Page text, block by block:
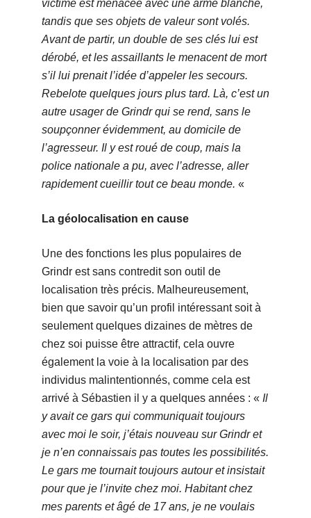
victime est menacée avec une arme blanche,
tandis que ses objets de valeur sont volés.
Avant de partir, un double de ses clés lui est
dérobé, et les assaillants le menacent de mort
s’il lui prenait l’idée d’appeler les secours.
Rebelote quelques jours plus tard. Là, c’est un
autre usager de Grindr qui se rend, sans le
soupçonner évidemment, au domicile de
l’agresseur. Il y est roué de coup, mais la
police nationale a pu, avec l’adresse, aller
rapidement cueillir tout ce beau monde. «
La géolocalisation en cause
Une des fonctions les plus populaires de
Grindr est sans contredit son outil de
localisation très précis. Malheureusement,
bien que savoir qu’un profil intéressant soit à
seulement quelques dizaines de mètres de
chez soi puisse être attractif, cela ouvre
également la voie à la localisation par des
individus malintentionnés, comme cela est
arrivé à Sébastien il y a quelques années : « Il
y avait ce gars qui communiquait toujours
avec moi le soir, j’étais nouveau sur Grindr et
je n’en connaissais pas toutes les possibilités.
Le gars me tournait toujours autour et insistait
pour que je l’invite chez moi. Habitant chez
mes parents et âgé de 17 ans, je ne voulais